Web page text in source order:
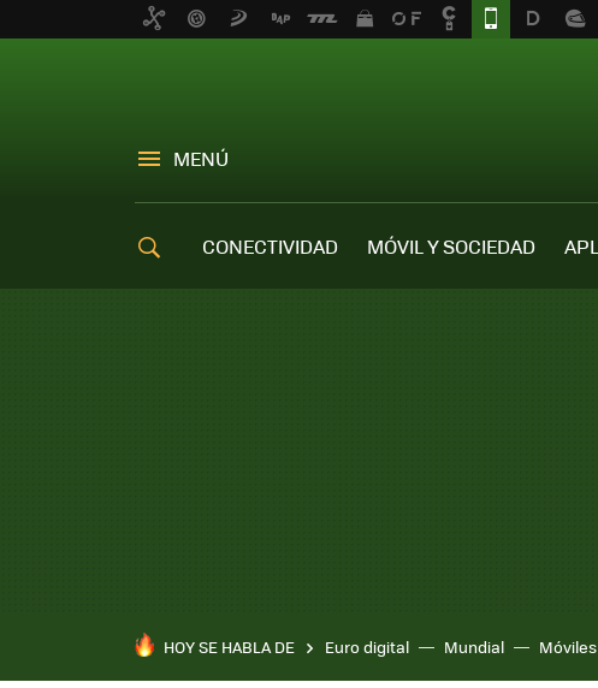
MENÚ
CONECTIVIDAD MÓVIL Y SOCIEDAD
HOY SE HABLA DE Euro digital Mundial Móviles
Pixel 10a